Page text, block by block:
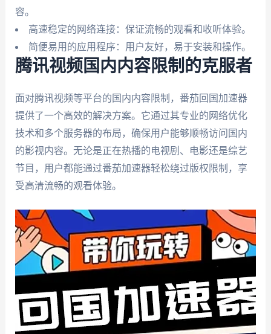
容。
高速稳定的网络连接：保证流畅的观看和收听体验。
简便易用的应用程序：用户友好，易于安装和操作。
腾讯视频国内内容限制的克服者
面对腾讯视频等平台的国内内容限制，番茄回国加速器
提供了一个高效的解决方案。它通过其专业的网络优化
技术和多个服务器的布局，确保用户能够顺畅访问国内
的影视内容。无论是正在热播的电视剧、电影还是综艺
节目，用户都能通过番茄加速器轻松绕过版权限制，享
受高清流畅的观看体验。